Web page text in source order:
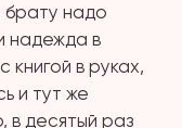
брату надо
надежда в
книгой в руках,
и тут же
в десятый раз